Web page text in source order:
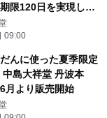
限120日を実現し、
09:00
んに使った夏季限定
島大祥堂 丹波本
月より販売開始